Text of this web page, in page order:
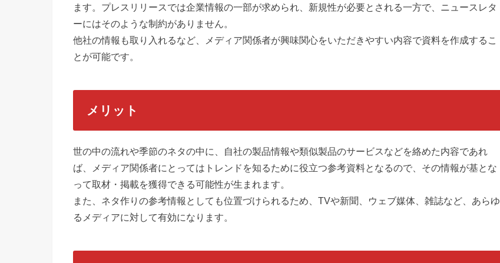
ます。プレスリリースでは企業情報の一部が求められ、新規性が必要とされる一方で、ニュースレタ
ーにはそのような制約がありません。
他社の情報も取り入れるなど、メディア関係者が興味関心をいただきやすい内容で資料を作成するこ
とが可能です。
メリット
世の中の流れや季節のネタの中に、自社の製品情報や類似製品のサービスなどを絡めた内容であれ
ば、メディア関係者にとってはトレンドを知るために役立つ参考資料となるので、その情報が基とな
って取材・掲載を獲得できる可能性が生まれます。
また、ネタ作りの参考情報としても位置づけられるため、TVや新聞、ウェブ媒体、雑誌など、あらゆ
るメディアに対して有効になります。